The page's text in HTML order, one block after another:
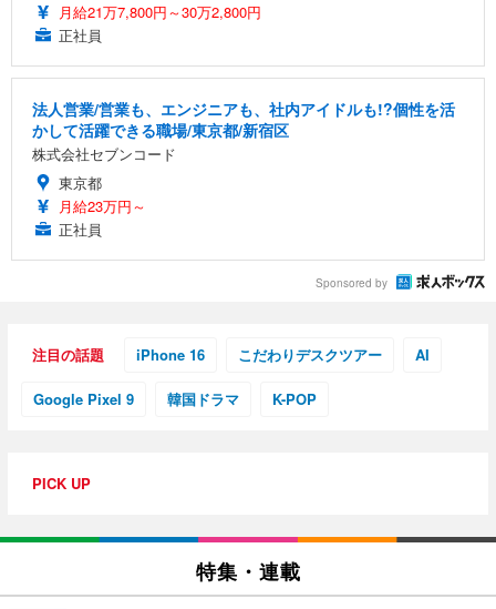
月給21万7,800円～30万2,800円
正社員
法人営業/営業も、エンジニアも、社内アイドルも!?個性を活
かして活躍できる職場/東京都/新宿区
株式会社セブンコード
東京都
月給23万円～
正社員
Sponsored by
注目の話題 iPhone 16 こだわりデスクツアー AI
Google Pixel 9 韓国ドラマ K-POP
PICK UP
特集・連載